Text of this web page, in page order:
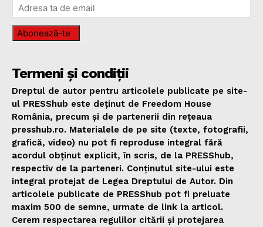
Abonează-te
Termeni și condiții
Dreptul de autor pentru articolele publicate pe site-
ul PRESShub este deținut de Freedom House
România, precum și de partenerii din rețeaua
presshub.ro. Materialele de pe site (texte, fotografii,
grafică, video) nu pot fi reproduse integral fără
acordul obținut explicit, în scris, de la PRESShub,
respectiv de la parteneri. Conținutul site-ului este
integral protejat de Legea Dreptului de Autor. Din
articolele publicate de PRESShub pot fi preluate
maxim 500 de semne, urmate de link la articol.
Cerem respectarea regulilor citării și protejarea